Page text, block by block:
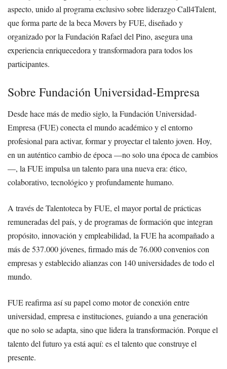
aspecto, unido al programa exclusivo sobre liderazgo Call4Talent,
que forma parte de la beca Movers by FUE, diseñado y
organizado por la Fundación Rafael del Pino, asegura una
experiencia enriquecedora y transformadora para todos los
participantes.
Sobre Fundación Universidad-Empresa
Desde hace más de medio siglo, la Fundación Universidad-
Empresa (FUE) conecta el mundo académico y el entorno
profesional para activar, formar y proyectar el talento joven. Hoy,
en un auténtico cambio de época —no solo una época de cambios
—, la FUE impulsa un talento para una nueva era: ético,
colaborativo, tecnológico y profundamente humano.
A través de Talentoteca by FUE, el mayor portal de prácticas
remuneradas del país, y de programas de formación que integran
propósito, innovación y empleabilidad, la FUE ha acompañado a
más de 537.000 jóvenes, firmado más de 76.000 convenios con
empresas y establecido alianzas con 140 universidades de todo el
mundo.
FUE reafirma así su papel como motor de conexión entre
universidad, empresa e instituciones, guiando a una generación
que no solo se adapta, sino que lidera la transformación. Porque el
talento del futuro ya está aquí: es el talento que construye el
presente.